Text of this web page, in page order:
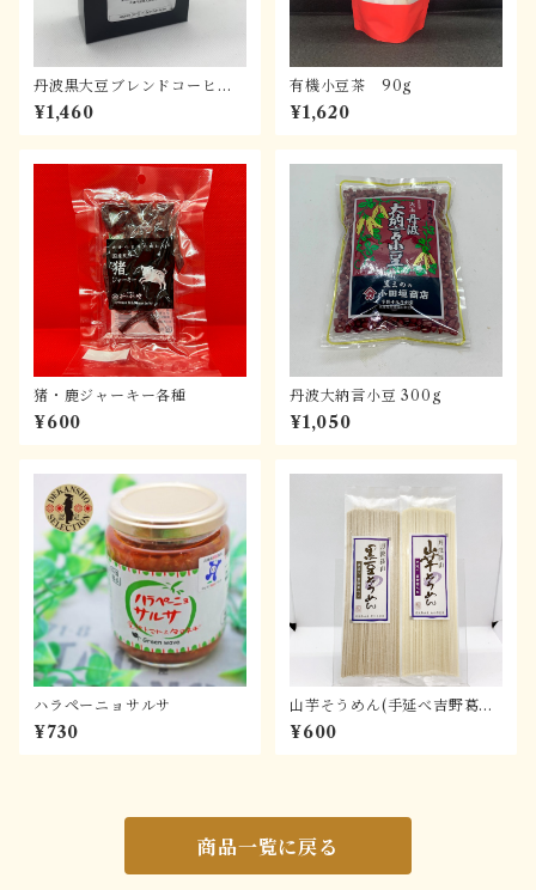
丹波黒大豆ブレンドコーヒー
（ドリップパック入り×５）
¥1,460
有機小豆茶 90g
¥1,620
猪・鹿ジャーキー各種
¥600
丹波大納言小豆 300g
¥1,050
ハラペーニョサルサ
¥730
山芋そうめん(手延べ吉野葛入
り)
¥600
商品一覧に戻る